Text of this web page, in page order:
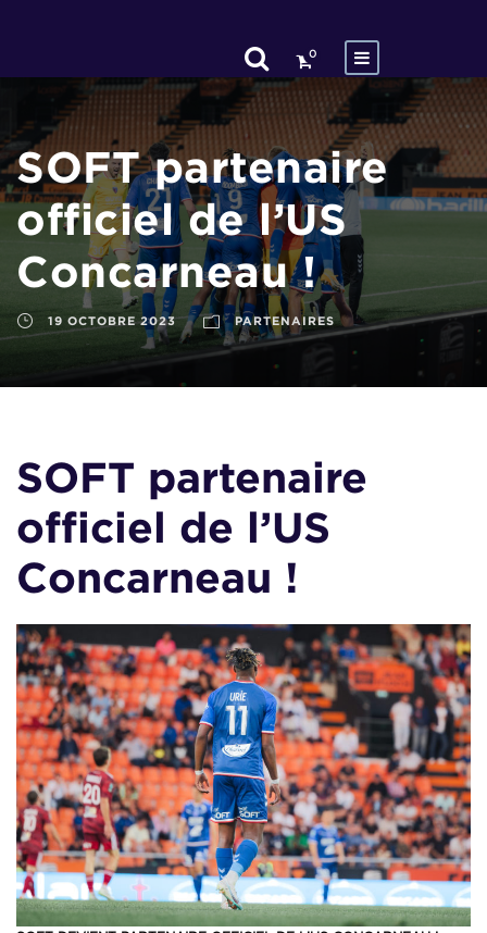
0
SOFT partenaire
officiel de l’US
Concarneau !
19 OCTOBRE 2023 PARTENAIRES
SOFT partenaire
officiel de l’US
Concarneau !